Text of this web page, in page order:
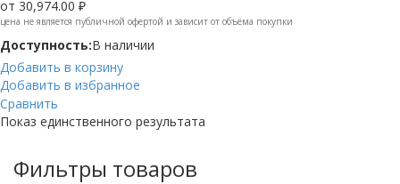
от 30,974.00 ₽
цена не является публичной офертой и зависит от объёма покупки
Доступность:В наличии
Добавить в корзину
Добавить в избранное
Сравнить
Показ единственного результата
Фильтры товаров